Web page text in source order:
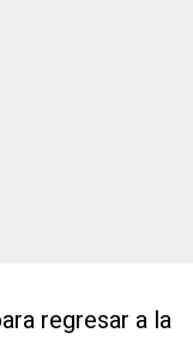
regresar a la